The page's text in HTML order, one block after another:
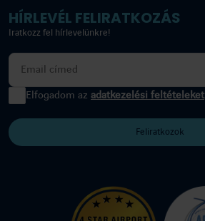
HÍRLEVÉL FELIRATKOZÁS
Iratkozz fel hírlevelünkre!
Elfogadom az adatkezelési feltételeket
Feliratkozok